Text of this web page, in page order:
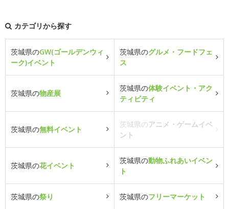
カテゴリから探す
茨城県のGW(ゴールデンウィ
ーク)イベント
茨城県のグルメ・フードフェ
ス
茨城県の物産展
茨城県の体験イベント・アク
ティビティ
茨城県の無料イベント
茨城県のアニメ・ゲームイベ
ント
茨城県の花イベント
茨城県の動物ふれあいイベン
ト
茨城県の祭り 茨城県のフリーマーケット